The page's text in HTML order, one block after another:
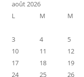
août 2026
L
M M
3
4 5
10
11 12
17
18 19
24
25 26